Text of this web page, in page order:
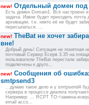
new! Отдельный домен под
Есть домен Domain1. Всё настроено и
задача. Извне будет приходить почта
архивации, т.е. никто её не будет
пересылаться. ...
new! TheBat не хочет
вне!
Добрый день! Ситуация не понятная
почтовый Сервер Есерв 3.35 на
пользователи TheBat перестали
подключены к друго...
new! Сообщения об
smtpsend3
...думаю такое дело и у smtpsend4
сервера в процессе диалога
Например: ... RCPT TO:<замена-
email acco...